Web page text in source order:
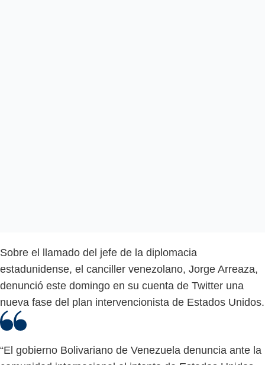
Sobre el llamado del jefe de la diplomacia
estadunidense, el canciller venezolano, Jorge Arreaza,
denunció este domingo en su cuenta de Twitter una
nueva fase del plan intervencionista de Estados Unidos.
“El gobierno Bolivariano de Venezuela denuncia ante la